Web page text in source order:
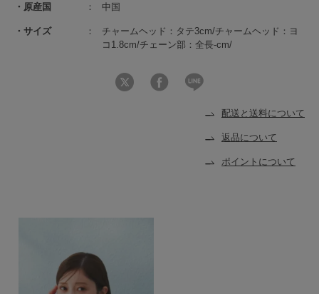
原産国 中国
サイズ
チャームヘッド：タテ3cm/チャームヘッド：ヨ
コ1.8cm/チェーン部：全長-cm/
配送と送料について
返品について
ポイントについて